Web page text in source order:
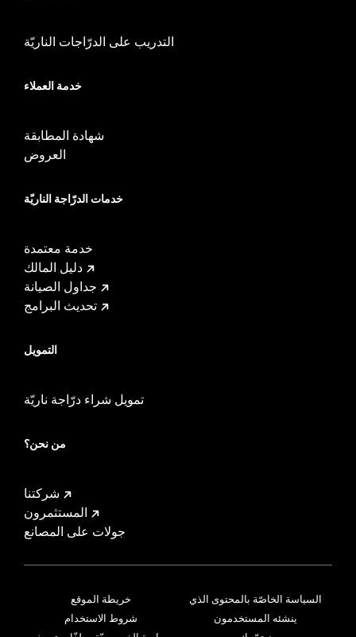
التدريب على الدرّاجات الناريّة
خدمة العملاء
شهادة المطابقة
العروض
خدمات الدرّاجة الناريّة
خدمة معتمدة
دليل المالك
جداول الصيانة
تحديث البرامج
التمويل
تمويل شراء درّاجة ناريّة
من نحن؟
شركتنا
المستثمرون
جولات على المصانع
خريطة الموقع
شروط الاستخدام
السياسة الخاصّة بالمحتوى الذي
ينشئه المستخدمون